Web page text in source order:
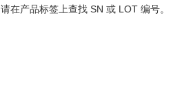
请在产品标签上查找 SN 或 LOT 编号。